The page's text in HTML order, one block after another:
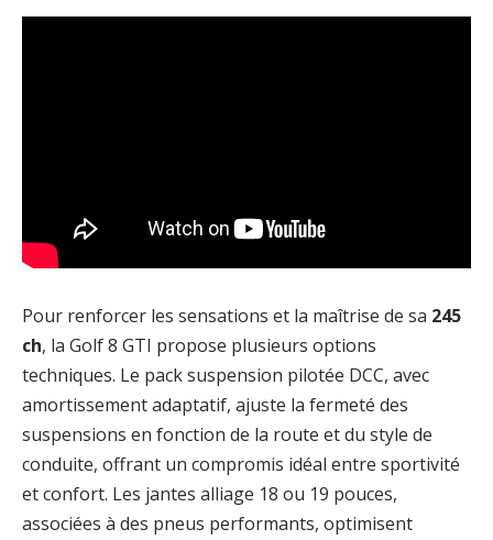
Pour renforcer les sensations et la maîtrise de sa 245
ch, la Golf 8 GTI propose plusieurs options
techniques. Le pack suspension pilotée DCC, avec
amortissement adaptatif, ajuste la fermeté des
suspensions en fonction de la route et du style de
conduite, offrant un compromis idéal entre sportivité
et confort. Les jantes alliage 18 ou 19 pouces,
associées à des pneus performants, optimisent